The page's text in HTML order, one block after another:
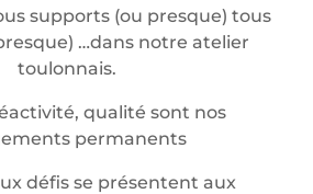
supports (ou presque) tous
…dans notre atelier
toulonnais.
qualité sont nos
permanents
défis se présentent aux